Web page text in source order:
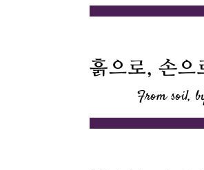
흙으로, 손으
From soil,